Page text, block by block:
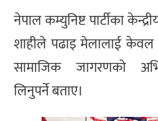
नेपाल कम्युनिष्ट पार्टीका
शाहीले पढाइ मेलालाई केवल
सामाजिक जागरणको
लिनुपर्ने बताए।